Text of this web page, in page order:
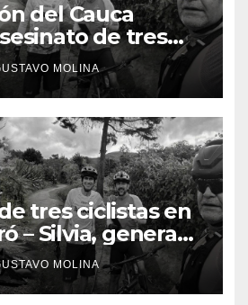
del Cauca
de tres
Gobierno
MOLINA
tres ciclistas en
– Silvia, genera
en el Cauca
MOLINA